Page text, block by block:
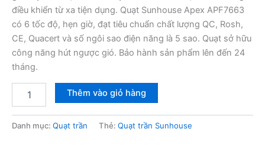
điều khiển từ xa tiện dụng. Quạt Sunhouse Apex APF7663
có 6 tốc độ, hẹn giờ, đạt tiêu chuẩn chất lượng QC, Rosh,
CE, Quacert và số ngôi sao điện năng là 5 sao. Quạt sở hữu
công năng hút ngược gió. Bảo hành sản phẩm lên đến 24
tháng.
Apex
Thêm vào giỏ hàng
Danh mục: Quạt trần Thẻ: Quạt trần Sunhouse